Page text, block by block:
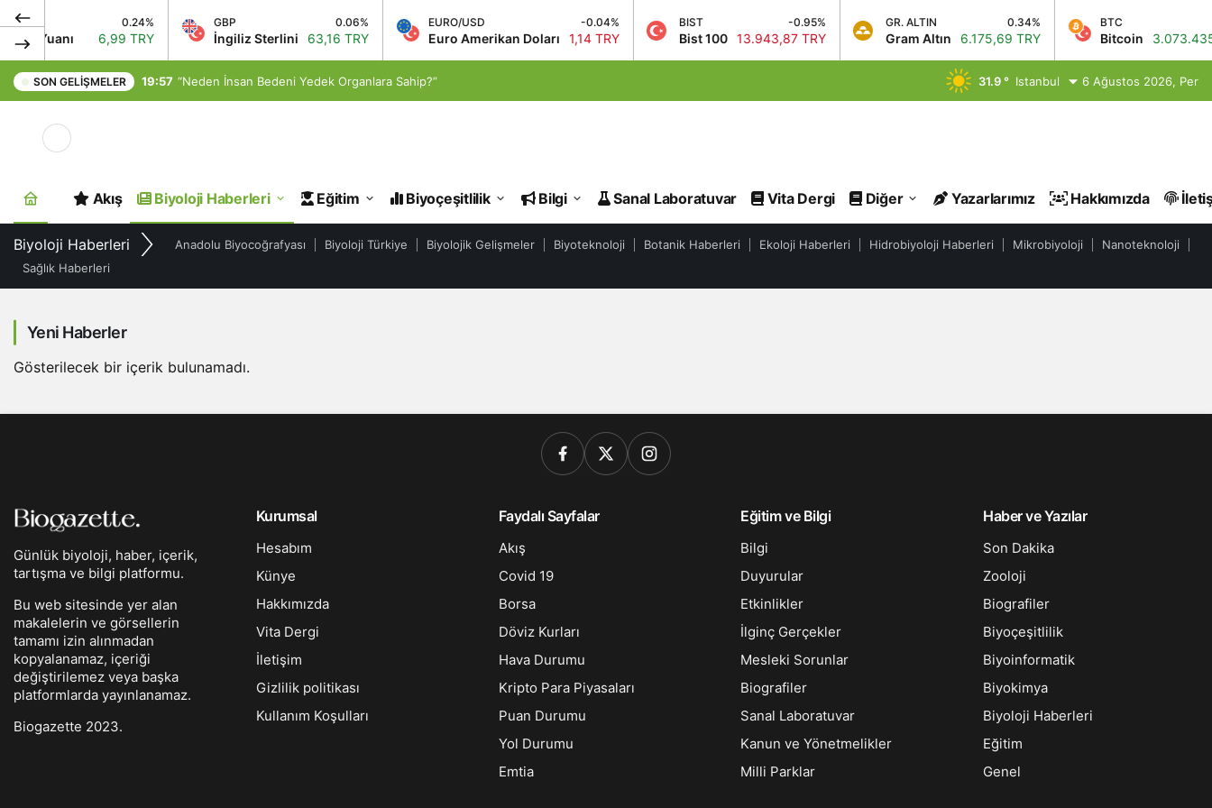
0.24%
Yuanı 6,99 TRY
GBP 0.06%
İngiliz Sterlini 63,16 TRY
EURO/USD -0.04%
Euro Amerikan Doları 1,14 TRY
BIST -0.95%
Bist 100 13.943,87 TRY
GR. ALTIN 0.34%
Gram Altın 6.175,69 TRY
BTC
Bitcoin
SON GELIŞMELER 19:57 “Neden İnsan Bedeni Yedek Organlara Sahip?” 31.9 ° Istanbul 6 Ağustos 2026, Per
Mod
Akış Biyoloji Haberleri Eğitim Biyoçeşitlilik Bilgi Sanal Laboratuvar Vita Dergi Diğer Yazarlarımız Hakkımızda
Biyoloji Haberleri Anadolu Biyocoğrafyası Biyoloji Türkiye Biyolojik Gelişmeler Biyoteknoloji Botanik Haberleri Ekoloji Haberleri Hidrobiyoloji Haberleri Mikrobiyoloji
Nanoteknoloji
Sağlık Haberleri
Yeni Haberler
Gösterilecek bir içerik bulunamadı.
Günlük biyoloji, haber, içerik,
tartışma ve bilgi platformu.
Bu web sitesinde yer alan
makalelerin ve görsellerin
tamamı izin alınmadan
kopyalanamaz, içeriği
değiştirilemez veya başka
platformlarda yayınlanamaz.
Biogazette 2023.
Kurumsal
Hesabım
Künye
Hakkımızda
Vita Dergi
İletişim
Gizlilik politikası
Kullanım Koşulları
Faydalı Sayfalar
Akış
Covid 19
Borsa
Döviz Kurları
Hava Durumu
Kripto Para Piyasaları
Puan Durumu
Yol Durumu
Emtia
Eğitim ve Bilgi
Bilgi
Duyurular
Etkinlikler
İlginç Gerçekler
Mesleki Sorunlar
Biografiler
Sanal Laboratuvar
Kanun ve Yönetmelikler
Milli Parklar
Haber ve Yazılar
Son Dakika
Zooloji
Biografiler
Biyoçeşitlilik
Biyoinformatik
Biyokimya
Biyoloji Haberleri
Eğitim
Genel